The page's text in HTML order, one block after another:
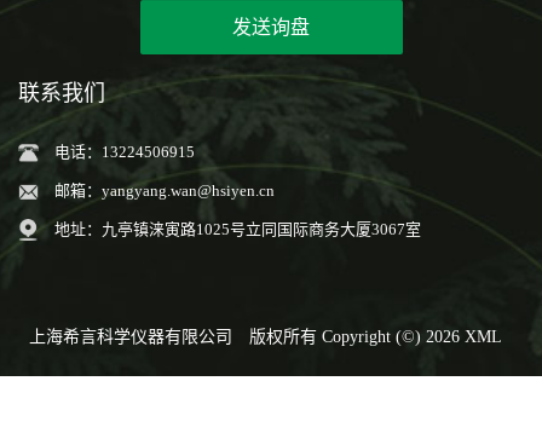
发送询盘
联系我们
电话：13224506915
邮箱： yangyang.wan@hsiyen.cn
地址：九亭镇涞寅路1025号立同国际商务大厦3067室
上海希言科学仪器有限公司 版权所有 Copyright (©) 2026 XML